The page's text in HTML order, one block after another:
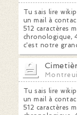
Tu sais lire
un mail à
512 caractères
chronologique,
c'est notre
Tu sais lire
un mail à
512 caractères